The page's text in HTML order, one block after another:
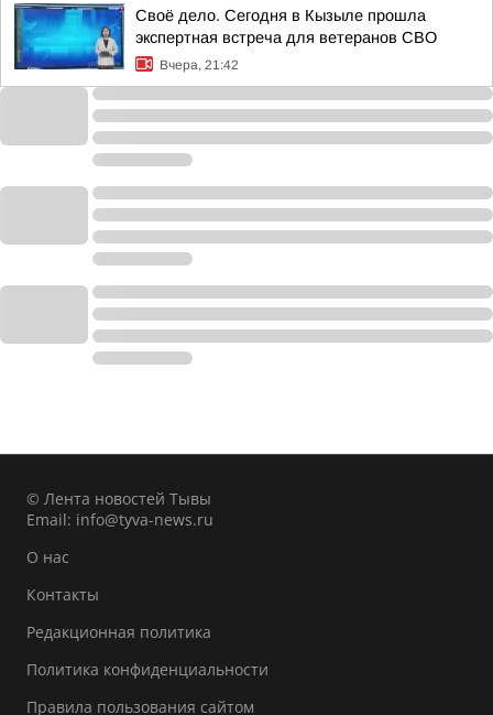
Своё дело. Сегодня в Кызыле прошла
экспертная встреча для ветеранов СВО
Вчера, 21:42
© Лента новостей Тывы
Email: info@tyva-news.ru
О нас
Контакты
Редакционная политика
Политика конфиденциальности
Правила пользования сайтом